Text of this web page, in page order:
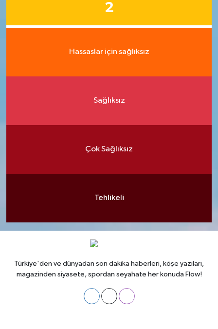
2
Hassaslar için sağlıksız
Sağlıksız
Çok Sağlıksız
Tehlikeli
Türkiye'den ve dünyadan son dakika haberleri, köşe yazıları,
magazinden siyasete, spordan seyahate her konuda Flow!